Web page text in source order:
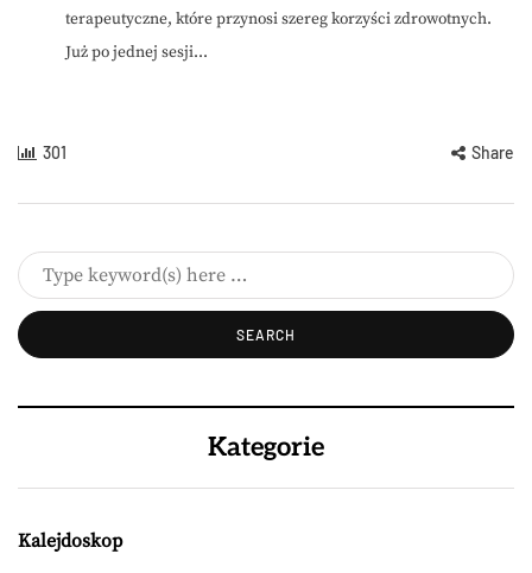
terapeutyczne, które przynosi szereg korzyści zdrowotnych.
Już po jednej sesji...
301 Share
Kategorie
Kalejdoskop